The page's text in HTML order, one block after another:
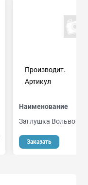
Производит.
Артикул
Наименование
Заглушка Вольво
Заказать